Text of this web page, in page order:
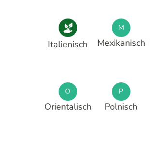
Italienisch
M
Mexikanisch
O
Orientalisch
P
Polnisch